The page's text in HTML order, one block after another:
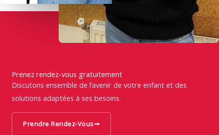
Prenez rendez-vous gratuitement
Discutons ensemble de l’avenir de votre enfant et des
solutions adaptées à ses besoins.
Prendre Rendez-Vous